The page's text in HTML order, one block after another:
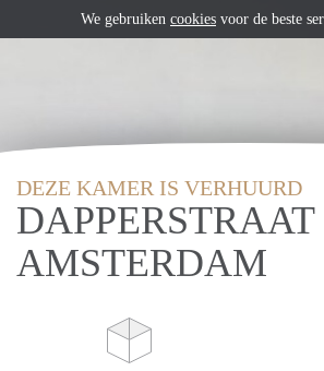
DEZE KAMER IS VERHUURD
AMSTERDAM
We gebruiken cookies voor de beste